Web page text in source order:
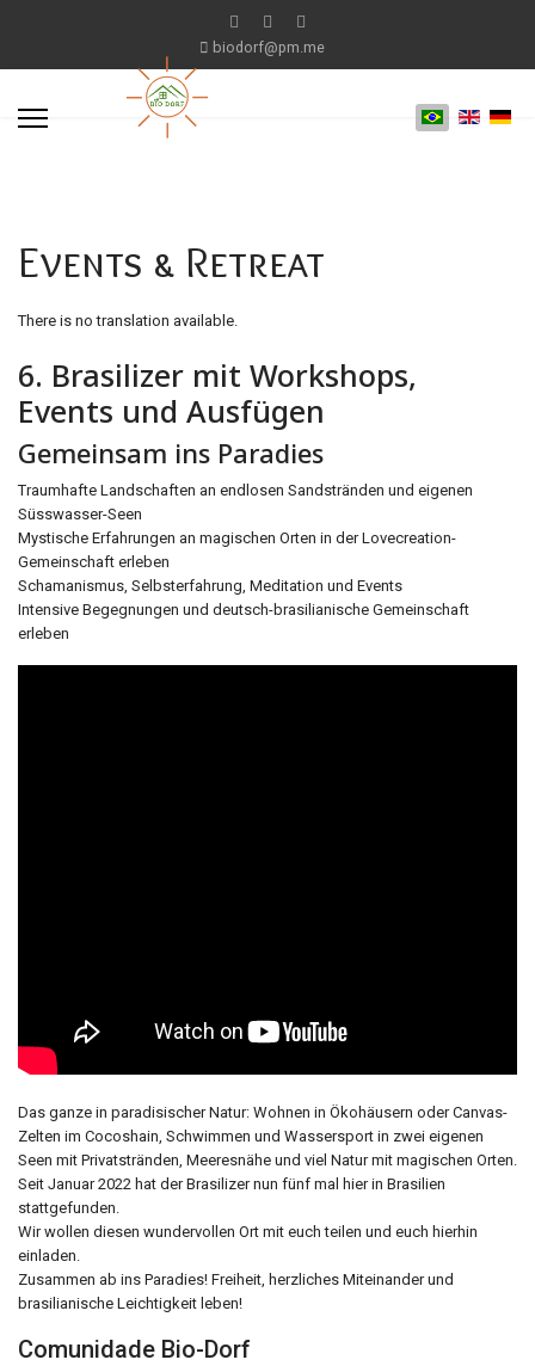
biodorf@pm.me
Events & Retreat
There is no translation available.
6. Brasilizer mit Workshops,
Events und Ausfügen
Gemeinsam ins Paradies
Traumhafte Landschaften an endlosen Sandstränden und eigenen
Süsswasser-Seen
Mystische Erfahrungen an magischen Orten in der Lovecreation-
Gemeinschaft erleben
Schamanismus, Selbsterfahrung, Meditation und Events
Intensive Begegnungen und deutsch-brasilianische Gemeinschaft
erleben
Das ganze in paradisischer Natur: Wohnen in Ökohäusern oder Canvas-
Zelten im Cocoshain, Schwimmen und Wassersport in zwei eigenen
Seen mit Privatstränden, Meeresnähe und viel Natur mit magischen Orten.
Seit Januar 2022 hat der Brasilizer nun fünf mal hier in Brasilien
stattgefunden.
Wir wollen diesen wundervollen Ort mit euch teilen und euch hierhin
einladen.
Zusammen ab ins Paradies! Freiheit, herzliches Miteinander und
brasilianische Leichtigkeit leben!
Comunidade Bio-Dorf